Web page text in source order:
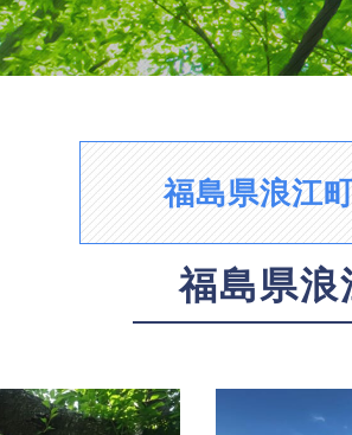
福島県浪江
福島県浪